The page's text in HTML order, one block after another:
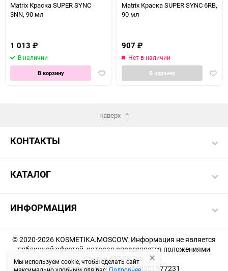
Мы используем cookie, чтобы сделать сайт
Matrix Краска SUPER SYNC
3NN, 90 мл
1 013 ₽
В наличии
Добавить
В корзину
Matrix Краска SUPER SYNC 6RB,
90 мл
907 ₽
Нет в наличии
В корзину
наверх
КОНТАКТЫ
КАТАЛОГ
ИНФОРМАЦИЯ
© 2020-2026 KOSMETIKA.MOSCOW. Информация не является
публичной офертой, которая определяется положениями
Статьи 437 ГК РФ.
ИП Гафарова Ю. Т. | ИНН 620301577231